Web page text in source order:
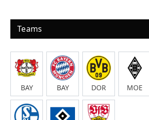
Teams
BAY BAY DOR MOE